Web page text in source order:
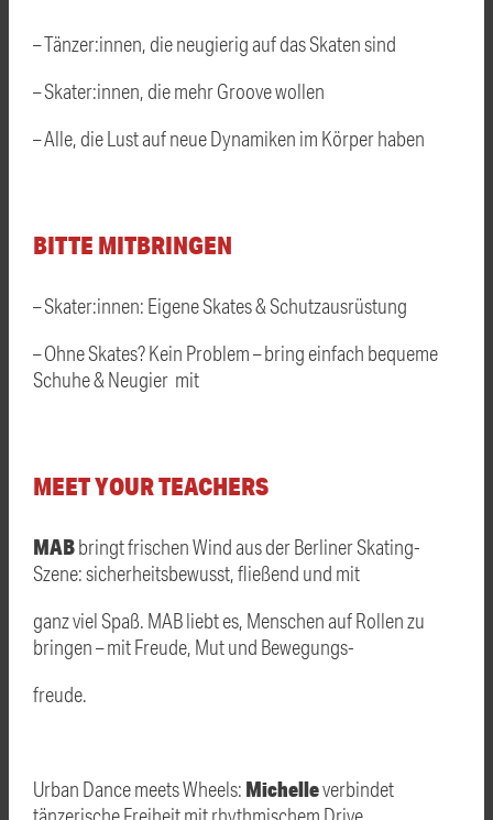
– Tänzer:innen, die neugierig auf das Skaten sind
– Skater:innen, die mehr Groove wollen
– Alle, die Lust auf neue Dynamiken im Körper haben
BITTE MITBRINGEN
– Skater:innen: Eigene Skates & Schutzausrüstung
– Ohne Skates? Kein Problem – bring einfach bequeme
Schuhe & Neugier mit
MEET YOUR TEACHERS
MABbringt frischen Wind aus der Berliner Skating-
Szene: sicherheitsbewusst, fließend und mit
ganz viel Spaß. MAB liebt es, Menschen auf Rollen zu
bringen – mit Freude, Mut und Bewegungs-
freude.
Urban Dance meets Wheels: Michelleverbindet